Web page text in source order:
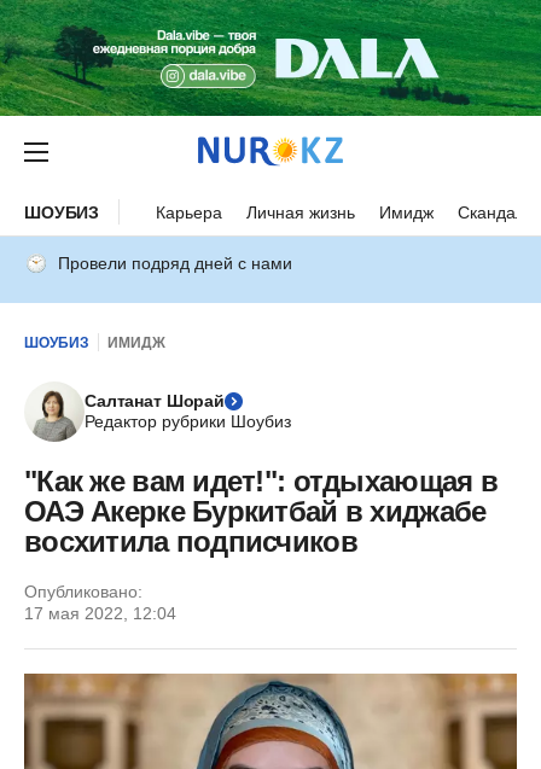
ШОУБИЗ Карьера Личная жизнь Имидж Скандалы
Провели подряд дней с нами
ШОУБИЗ ИМИДЖ
Салтанат Шорай
Редактор рубрики Шоубиз
"Как же вам идет!": отдыхающая в
ОАЭ Акерке Буркитбай в хиджабе
восхитила подписчиков
Опубликовано:
17 мая 2022, 12:04